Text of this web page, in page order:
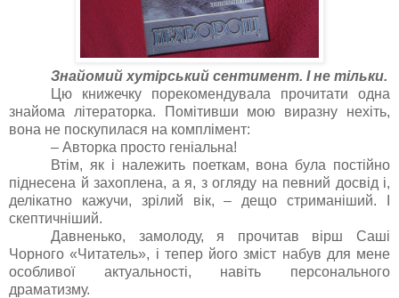
Знайомий хутірський сентимент. І не тільки.
Цю книжечку порекомендувала прочитати одна
знайома літераторка. Помітивши мою виразну нехіть,
вона не поскупилася на комплімент:
– Авторка просто геніальна!
Втім, як і належить поеткам, вона була постійно
піднесена й захоплена, а я, з огляду на певний досвід і,
делікатно кажучи, зрілий вік, – дещо стриманіший. І
скептичніший.
Давненько, замолоду, я прочитав вірш Саші
Чорного «Читатель», і тепер його зміст набув для мене
особливої актуальності, навіть персонального
драматизму.